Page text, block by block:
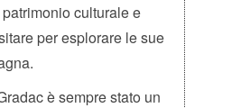
culturale e
per esplorare le sue
è sempre stato un